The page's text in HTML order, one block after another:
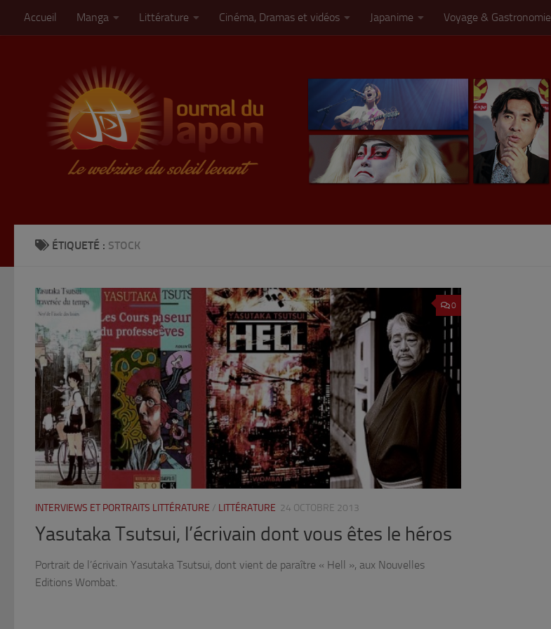
Skip to content
Accueil Manga Littérature Cinéma, Dramas et vidéos Japanime Voyage & Gastronomie
ÉTIQUETÉ : STOCK
0
INTERVIEWS ET PORTRAITS LITTÉRATURE / LITTÉRATURE 24 OCTOBRE 2013
Yasutaka Tsutsui, l’écrivain dont vous êtes le héros
Portrait de l’écrivain Yasutaka Tsutsui, dont vient de paraître « Hell », aux Nouvelles
Editions Wombat.